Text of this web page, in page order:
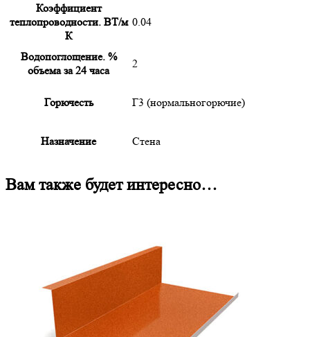
Коэффициент
теплопроводности. ВТ/м
К
0.04
Водопоглощение. %
объема за 24 часа
2
Горючесть Г3 (нормальногорючие)
Назначение Стена
Вам также будет интересно…